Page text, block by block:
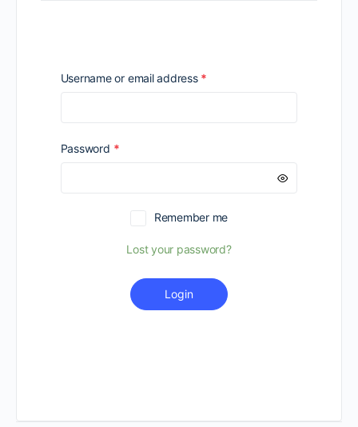
Username or email address *
Password *Required
Remember me
Lost your password?
Login